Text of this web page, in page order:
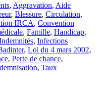
, Aggravation, Aide
, Blessure, Circulation,
IRCA, Convention
, Famille, Handicap,
, Infections
, Loi du 4 mars 2002,
, Perte de chance,
, Taux